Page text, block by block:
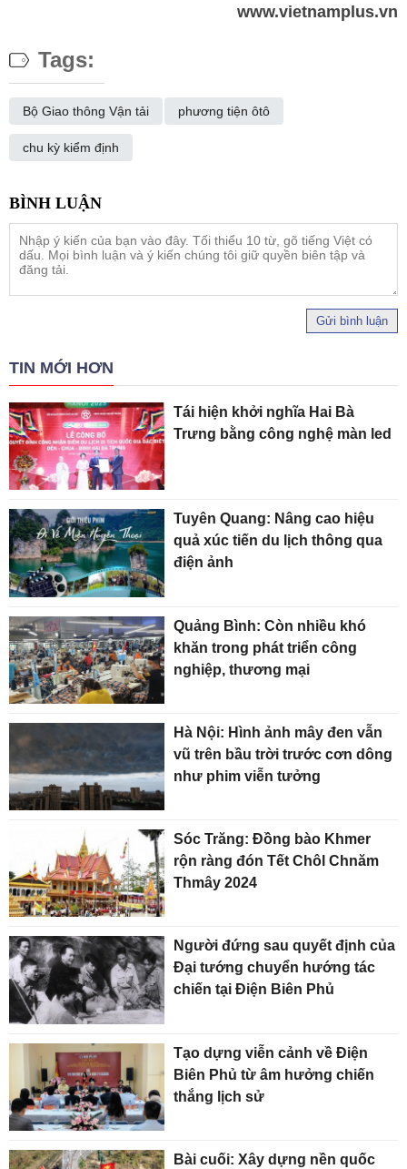
www.vietnamplus.vn
Tags:
Bộ Giao thông Vận tải phương tiện ôtô
chu kỳ kiểm định
Gửi bình luận
TIN MỚI HƠN
Tái hiện khởi nghĩa Hai Bà
Trưng bằng công nghệ màn led
Tuyên Quang: Nâng cao hiệu
quả xúc tiến du lịch thông qua
điện ảnh
Quảng Bình: Còn nhiều khó
khăn trong phát triển công
nghiệp, thương mại
Hà Nội: Hình ảnh mây đen vẫn
vũ trên bầu trời trước cơn dông
như phim viễn tưởng
Sóc Trăng: Đồng bào Khmer
rộn ràng đón Tết Chôl Chnăm
Thmây 2024
Người đứng sau quyết định của
Đại tướng chuyển hướng tác
chiến tại Điện Biên Phủ
Tạo dựng viễn cảnh về Điện
Biên Phủ từ âm hưởng chiến
thắng lịch sử
Bài cuối: Xây dựng nền quốc